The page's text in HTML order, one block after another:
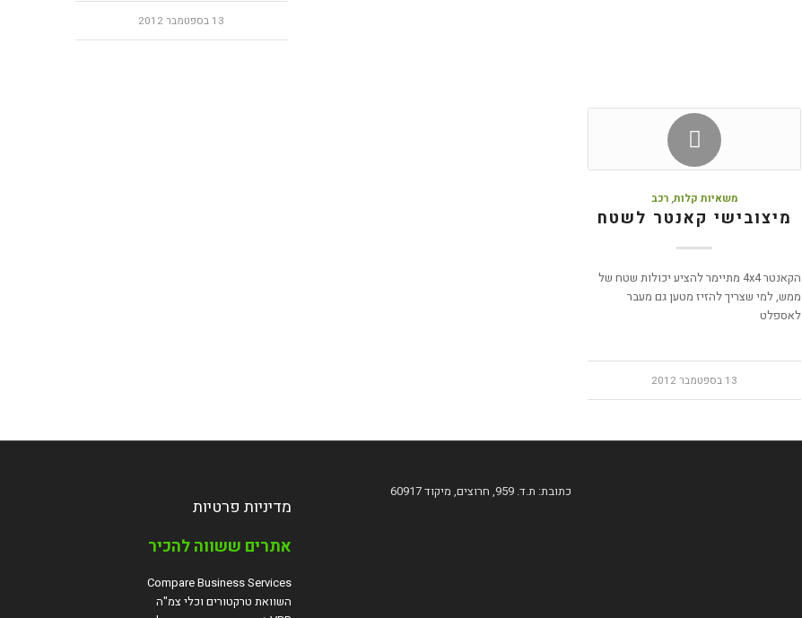
13 בספטמבר 2012
משאיות קלות, רכב
מיצובישי קאנטר לשטח
הקאנטר 4x4 מתיימר להציע יכולות שטח של
ממש, למי שצריך להזיז מטען גם מעבר
לאספלט
13 בספטמבר 2012
כתובת: ת.ד. 959, חרוצים, מיקוד 60917
מדיניות פרטיות
אתרים ששווה להכיר
Compare Business Services
השוואת טרקטורים וכלי צמ"ה